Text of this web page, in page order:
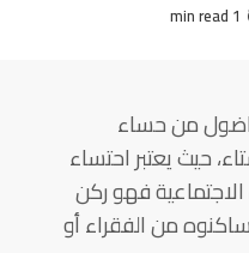
1 min read
من حساء
حيث يعتبر احتساء
الاجتماعية فهو ركن
من الفقراء أو